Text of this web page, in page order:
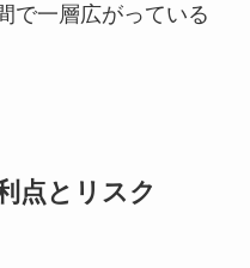
で一層広がっている
点とリスク